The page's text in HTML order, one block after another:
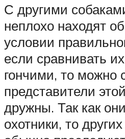
С другими
неплохо находят
условии
если сравнивать
гончими, то можно
представители
дружны. Так как
охотники, то